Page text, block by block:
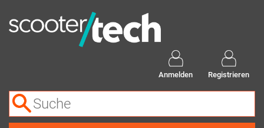
Anmelden Registrieren